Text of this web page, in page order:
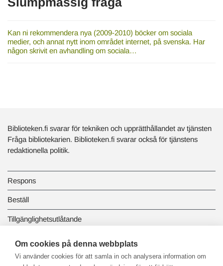
Kan ni rekommendera nya (2009-2010) böcker om sociala
medier, och annat nytt inom området internet, på svenska. Har
någon skrivit en avhandling om sociala…
Biblioteken.fi svarar för tekniken och upprätthållandet av tjänsten
Fråga bibliotekarien. Biblioteken.fi svarar också för tjänstens
redaktionella politik.
Respons
Beställ
Tillgänglighetsutlåtande
Dataskydd och registerbeskrivningar
Länkbiblioteket
Om cookies på denna webbplats
Vi använder cookies för att samla in och analysera information om